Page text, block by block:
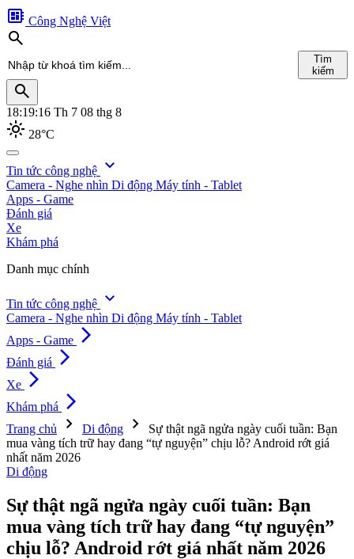
developer_board Công Nghệ Việt
search
Tìm
kiếm
search
18:19:17 Th 7 08 thg 8
light_mode 28°C
search
Tin tức công nghệ expand_more
Camera - Nghe nhìn Di động Máy tính - Tablet
Apps - Game
Đánh giá
Xe
Khám phá
Danh mục chính
Tin tức công nghệ expand_more
Camera - Nghe nhìn Di động Máy tính - Tablet
Apps - Game arrow_forward_ios
Đánh giá arrow_forward_ios
Xe arrow_forward_ios
Khám phá arrow_forward_ios
Trang chủ chevron_right Di động chevron_right
Sự thật ngã ngửa ngày cuối tuần: Bạn
mua vàng tích trữ hay đang “tự nguyện” chịu lỗ? Android rớt giá
nhất năm 2026
Di động
Sự thật ngã ngửa ngày cuối tuần: Bạn
mua vàng tích trữ hay đang “tự nguyện”
chịu lỗ? Android rớt giá nhất năm 2026